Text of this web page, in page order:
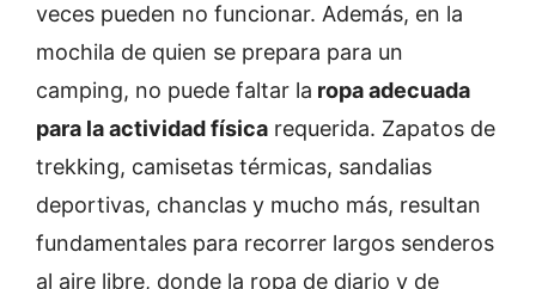
veces pueden no funcionar. Además, en la
mochila de quien se prepara para un
camping, no puede faltar la ropa adecuada
para la actividad física requerida. Zapatos de
trekking, camisetas térmicas, sandalias
deportivas, chanclas y mucho más, resultan
fundamentales para recorrer largos senderos
al aire libre, donde la ropa de diario y de